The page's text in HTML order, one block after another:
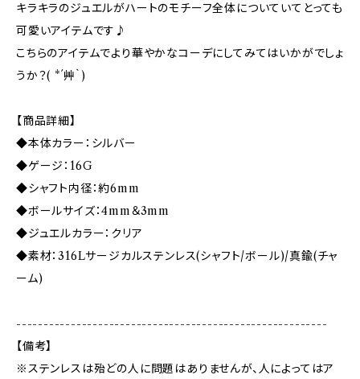
キラキラのジュエルがハートのモチーフ全体についていてとっても
可愛いアイテムです♪
こちらのアイテムでより華やかなコーデにしてみてはいかがでしょ
うか？( *´艸｀)
【商品詳細】
◆本体カラー：シルバー
◆ゲージ：16G
◆シャフト内径：約6mm
◆ボールサイズ：4mm＆3mm
◆ジュエルカラー：クリア
◆素材：316Lサージカルステンレス(シャフト/ボール)/真鍮(チャ
ーム)
---------------------------------------------------------
【備考】
※ステンレスは殆どの人に問題はありませんが、人によってはア